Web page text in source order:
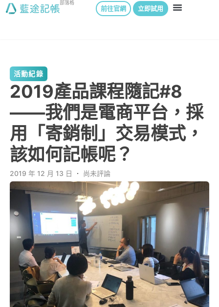
部落格
前往官網 立即試用
活動紀錄
2019產品課程隨記#8
——我們是電商平台，採
用「寄銷制」交易模式，
該如何記帳呢？
2019 年 12 月 13 日 ． 尚未評論